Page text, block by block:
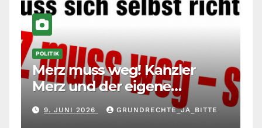
POLITIK
Merz muss weg! Kanzler
Merz und der eigene
Maßstab: Wer andere richtet,
muss sich selbst richten
9. JUNI 2026 GRUNDRECHTE_JA_BITTE